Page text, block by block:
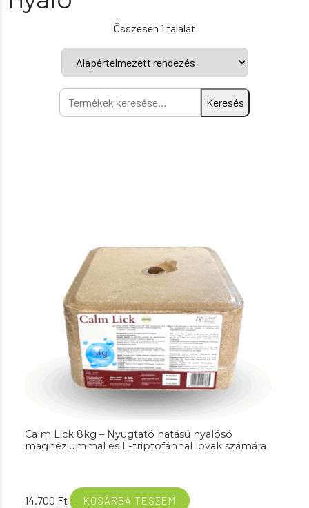
Összesen 1 találat
Keresés
a
Keresés
Calm Lick 8kg – Nyugtató hatású nyalósó
magnéziummal és L-triptofánnal lovak számára
14.700 Ft KOSÁRBA TESZEM